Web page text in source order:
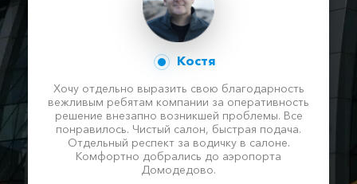
Костя
Хочу отдельно выразить свою благодарность
вежливым ребятам компании за оперативность
решение внезапно возникшей проблемы. Все
понравилось. Чистый салон, быстрая подача.
Отдельный респект за водичку в салоне.
Комфортно добрались до аэропорта
Домодедово.